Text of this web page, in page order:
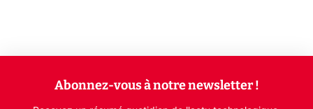
Abonnez-vous à notre newsletter !